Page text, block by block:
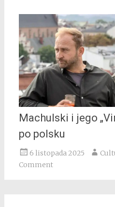
Machulski i jego
po polsku
6 listopada 2025
Comment